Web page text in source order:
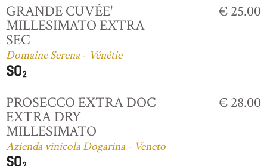
GRANDE CUVÉE'
MILLESIMATO EXTRA
SEC
Domaine Serena - Vénétie
€ 25.00
PROSECCO EXTRA DOC
EXTRA DRY
MILLESIMATO
Azienda vinicola Dogarina - Veneto
€ 28.00